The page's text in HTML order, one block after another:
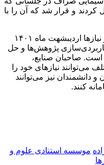
کردند و قرار شد که آن را با
به گزارش مهر؛ سامانه نظام ایده‌ها و نیازها اردیبشهت ماه ۱۴۰۱
پژوهش‌ها و حل
صاحبان صنایع،
می‌توانند نیازهای خود را
دانشمندان نیز می‌توانند
کنند.
موسسه استنادی علوم و